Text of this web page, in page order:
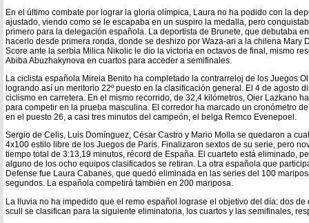
En el último combate por lograr la gloria olímpica, Laura no ha podido con la
ajustado, viendo como se le escapaba en un suspiro la medalla, pero
primero para la delegación española. La deportista de Brunete, que debutaba
hacerlo desde primera ronda, donde se deshizo por Waza-ari a la chilena Mary
Score ante la serbia Milica Nikolic le dio la victoria en octavos de final, mismo
Abiba Abuzhakynova en cuartos para acceder a semifinales.
La ciclista española Mireia Benito ha completado la contrarreloj de los Juegos
logrando así un meritorio 22º puesto en la clasificación general. El 4 de agosto
ciclismo en carretera. En el mismo recorrido, de 32,4 kilómetros, Oier Lazkano
para competir en la prueba masculina. El corredor ha marcado un cronómetro
en el puesto 26, a casi tres minutos del campeón, el belga Remco Evenepoel.
Sergio de Celis, Luis Domínguez, César Castro y Mario Molla se quedaron a
4x100 estilo libre de los Juegos de París. Finalizaron sextos de su serie, pero
tiempo total de 3:13,19 minutos, récord de España. El cuarteto está eliminado,
alguno de los ocho equipos clasificados se retiran. La otra española que
Defense fue Laura Cabanes, que quedó eliminada en las series del 100
segundos. La española competirá también en 200 mariposa.
La lluvia no ha impedido que el remo español lograse el objetivo del día: dos de
scull se clasifican para la siguiente eliminatoria, los cuartos y las semifinales,